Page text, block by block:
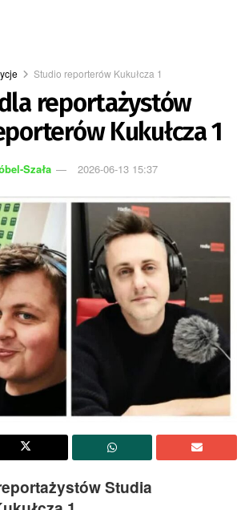
Studio reporterów Kukułcza 1
reportażystów
Kukułcza 1
Szała 2026-06-13 15:37
Studia